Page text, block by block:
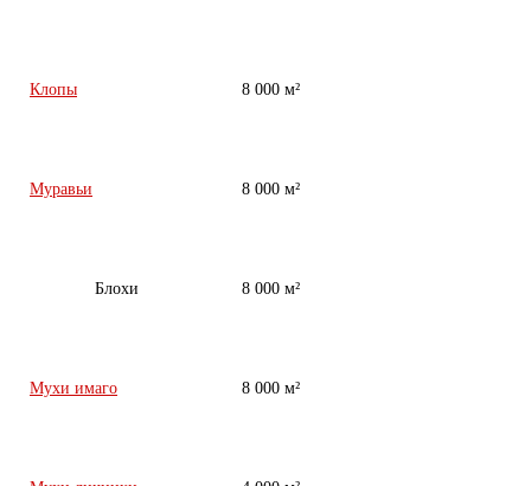
Клопы 8 000 м²
Муравьи 8 000 м²
Блохи 8 000 м²
Мухи имаго 8 000 м²